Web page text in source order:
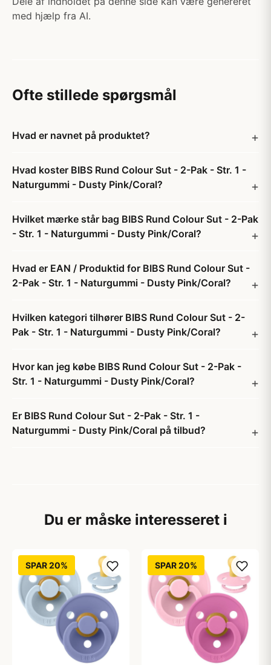
med hjælp fra AI.
Ofte stillede spørgsmål
Hvad er navnet på produktet?
Hvad koster BIBS Rund Colour Sut - 2-Pak - Str. 1 -
Naturgummi - Dusty Pink/Coral?
Hvilket mærke står bag BIBS Rund Colour Sut - 2-Pak
- Str. 1 - Naturgummi - Dusty Pink/Coral?
Hvad er EAN / Produktid for BIBS Rund Colour Sut -
2-Pak - Str. 1 - Naturgummi - Dusty Pink/Coral?
Hvilken kategori tilhører BIBS Rund Colour Sut - 2-
Pak - Str. 1 - Naturgummi - Dusty Pink/Coral?
Hvor kan jeg købe BIBS Rund Colour Sut - 2-Pak -
Str. 1 - Naturgummi - Dusty Pink/Coral?
Er BIBS Rund Colour Sut - 2-Pak - Str. 1 -
Naturgummi - Dusty Pink/Coral på tilbud?
Du er måske interesseret i
SPAR 20% SPAR 20%